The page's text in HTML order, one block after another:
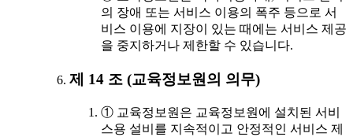
의 장애 또는 서비스 이용의 폭주 등으로 서
비스 이용에 지장이 있는 때에는 서비스 제공
을 중지하거나 제한할 수 있습니다.
제 14 조 (교육정보원의 의무)
① 교육정보원은 교육정보원에 설치된 서비
스용 설비를 지속적이고 안정적인 서비스 제